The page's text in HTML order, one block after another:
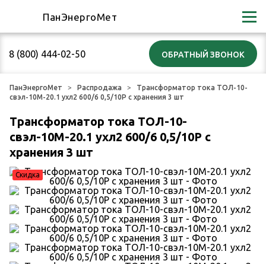
8 (800) 444-02-50
ПанЭнергоМет
ПанЭнергоМет Распродажа
Трансформатор тока ТОЛ-10-
свэл-10М-20.1 ухл2 600/6 0,5/10Р с хранения 3 шт
Трансформатор тока ТОЛ-10-
свэл-10М-20.1 ухл2 600/6 0,5/10Р с
хранения 3 шт
Скидка